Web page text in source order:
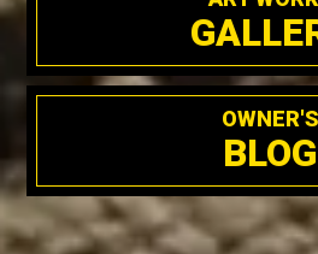
OWNER'S
BLOG